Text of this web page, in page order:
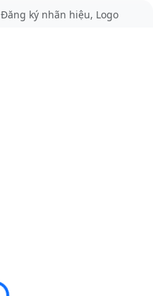
Đăng ký nhãn hiệu, Logo